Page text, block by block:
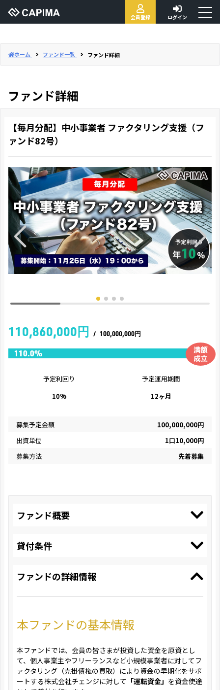
会員登録 ログイン
ホーム ファンド一覧 ファンド詳細
ファンド詳細
【毎月分配】中小事業者 ファクタリング支援（フ
ァンド82号）
110,860,000円 / 100,000,000円
予定利回り
10%
予定運用期間
12ヶ月
募集予定金額
100,000,000円
出資単位
1口10,000円
募集方法
先着募集
ファンド概要
貸付条件
ファンドの詳細情報
本ファンドの基本情報
本ファンドでは、会員の皆さまが投資した資金を原資とし
て、個人事業主やフリーランスなど小規模事業者に対してフ
ァクタリング（売掛債権の買取）により資金の早期化をサポ
ートする株式会社チェンジに対して 「運転資金」 を資金使途